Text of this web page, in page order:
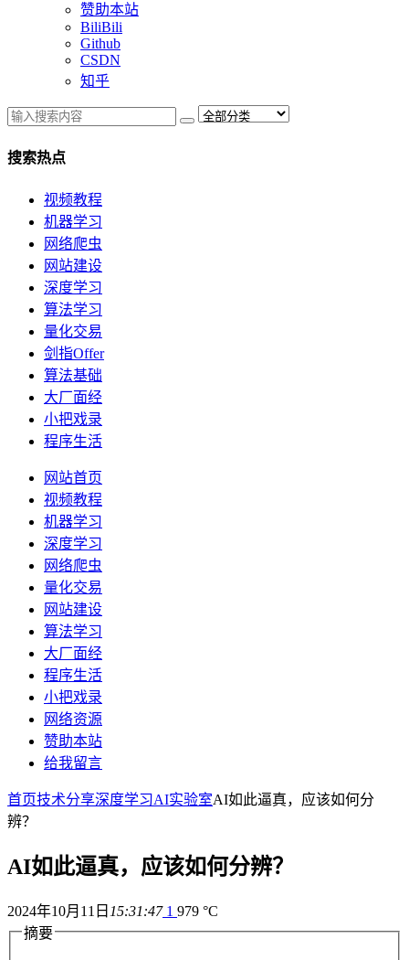
赞助本站
BiliBili
Github
CSDN
知乎
搜索热点
视频教程
机器学习
网络爬虫
网站建设
深度学习
算法学习
量化交易
剑指Offer
算法基础
大厂面经
小把戏录
程序生活
网站首页
视频教程
机器学习
深度学习
网络爬虫
量化交易
网站建设
算法学习
大厂面经
程序生活
小把戏录
网络资源
赞助本站
给我留言
首页技术分享深度学习AI实验室AI如此逼真，应该如何分
辨？
AI如此逼真，应该如何分辨？
2024年10月11日 15:31:471 979 °C
摘要